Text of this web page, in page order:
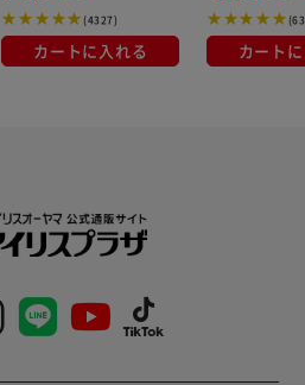
(4327)
カートに入れる カート